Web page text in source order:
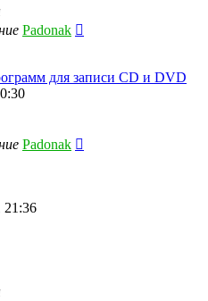
Padonak
для записи CD и DVD
Padonak
21:36